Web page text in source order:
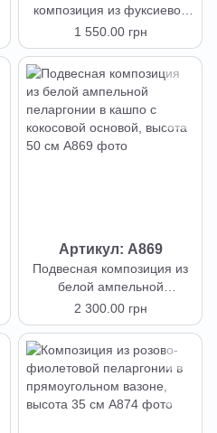
композиция из фуксиевой
ампельной пеларгонии в
пластиковом вазоне,
1 550.00 грн
Артикул: А869
Подвесная композиция из
белой ампельной
пеларгонии в кашпо с
кокосовой основой, высота
2 300.00 грн